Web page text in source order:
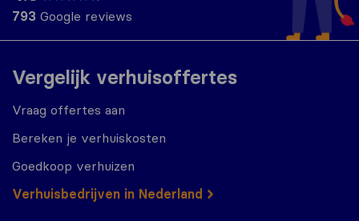
Vergelijk verhuisoffertes
Vraag offertes aan
Bereken je verhuiskosten
Goedkoop verhuizen
Verhuisbedrijven in Nederland
793 Google reviews